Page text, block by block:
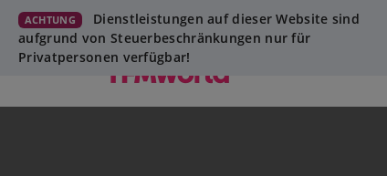
ACHTUNG
Dienstleistungen auf dieser Website sind
aufgrund von Steuerbeschränkungen nur für
Privatpersonen verfügbar!